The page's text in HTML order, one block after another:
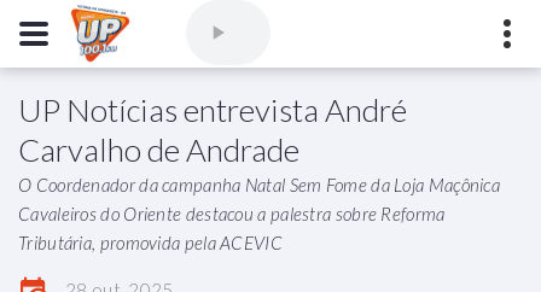
Comercial (77) 3421-3710
Ouvintes
marioborim@radioupconquista.com.br
UP Notícias entrevista André
Carvalho de Andrade
O Coordenador da campanha Natal Sem Fome da Loja Maçônica
Cavaleiros do Oriente destacou a palestra sobre Reforma
Tributária, promovida pela ACEVIC